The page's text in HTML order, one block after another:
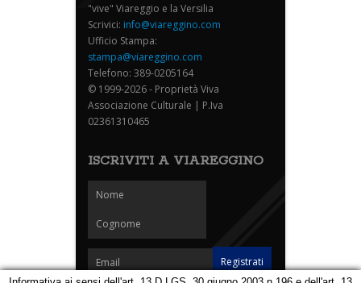
"vive" Viareggio e la Versilia
Scrivici: info@viareggino.com
Ufficio Stampa:
stampa@viareggino.com
Telefono: 389-0205164
© 1999-2026 - Proprietà Viva
Associazione Culturale | P.Iva
02361310465
ISCRIVITI A VIAREGGINO